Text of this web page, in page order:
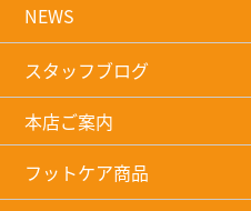
NEWS
スタッフブログ
本店ご案内
フットケア商品